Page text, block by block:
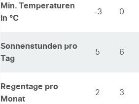
Min. Temperaturen
in °C
-3 0
Sonnenstunden pro
Tag
5 6
Regentage pro
Monat
2 3